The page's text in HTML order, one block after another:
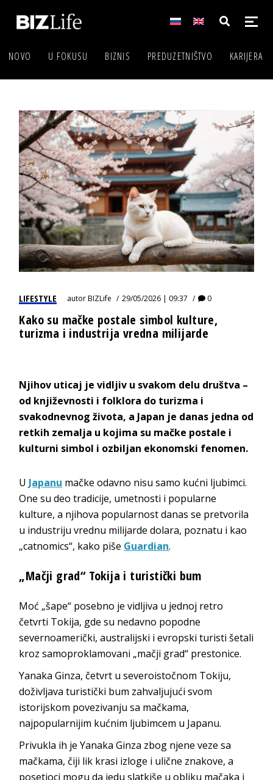
NOVO U FOKUSU BIZNIS PREDUZETNIŠTVO KARIJERA
LIFESTYLE autorBIZLife 29/05/2026 | 09:37 0
Kako su mačke postale simbol kulture,
turizma i industrija vredna milijarde
Njihov uticaj je vidljiv u svakom delu društva –
od književnosti i folklora do turizma i
svakodnevnog života, a Japan je danas jedna od
retkih zemalja u kojima su mačke postale i
kulturni simbol i ozbiljan ekonomski fenomen.
U Japanu mačke odavno nisu samo kućni ljubimci.
One su deo tradicije, umetnosti i popularne
kulture, a njihova popularnost danas se pretvorila
u industriju vrednu milijarde dolara, poznatu i kao
„catnomics“, kako piše Guardian.
„Mačji grad“ Tokija i turistički bum
Moć „šape“ posebno je vidljiva u jednoj retro
četvrti Tokija, gde su nedavno popodne
severnoamerički, australijski i evropski turisti šetali
kroz samoproklamovani „mačji grad“ prestonice.
Yanaka Ginza, četvrt u severoistočnom Tokiju,
doživljava turistički bum zahvaljujući svom
istorijskom povezivanju sa mačkama,
najpopularnijim kućnim ljubimcem u Japanu.
Privukla ih je Yanaka Ginza zbog njene veze sa
mačkama, čiji lik krasi izloge i ulične znakove, a
posetioci mogu da jedu slatkiše u obliku mačaka i